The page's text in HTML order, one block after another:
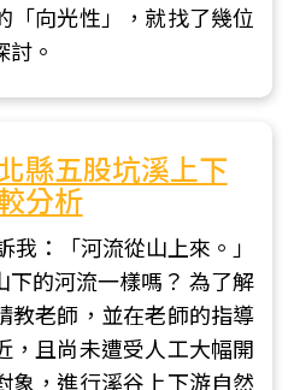
「向光性」，就找了幾位
討。
縣五股坑溪上下
分析
我：「河流從山上來。」
下的河流一樣嗎？ 為了解
教老師，並在老師的指導
，且尚未遭受人工大幅開
象，進行溪谷上下游自然